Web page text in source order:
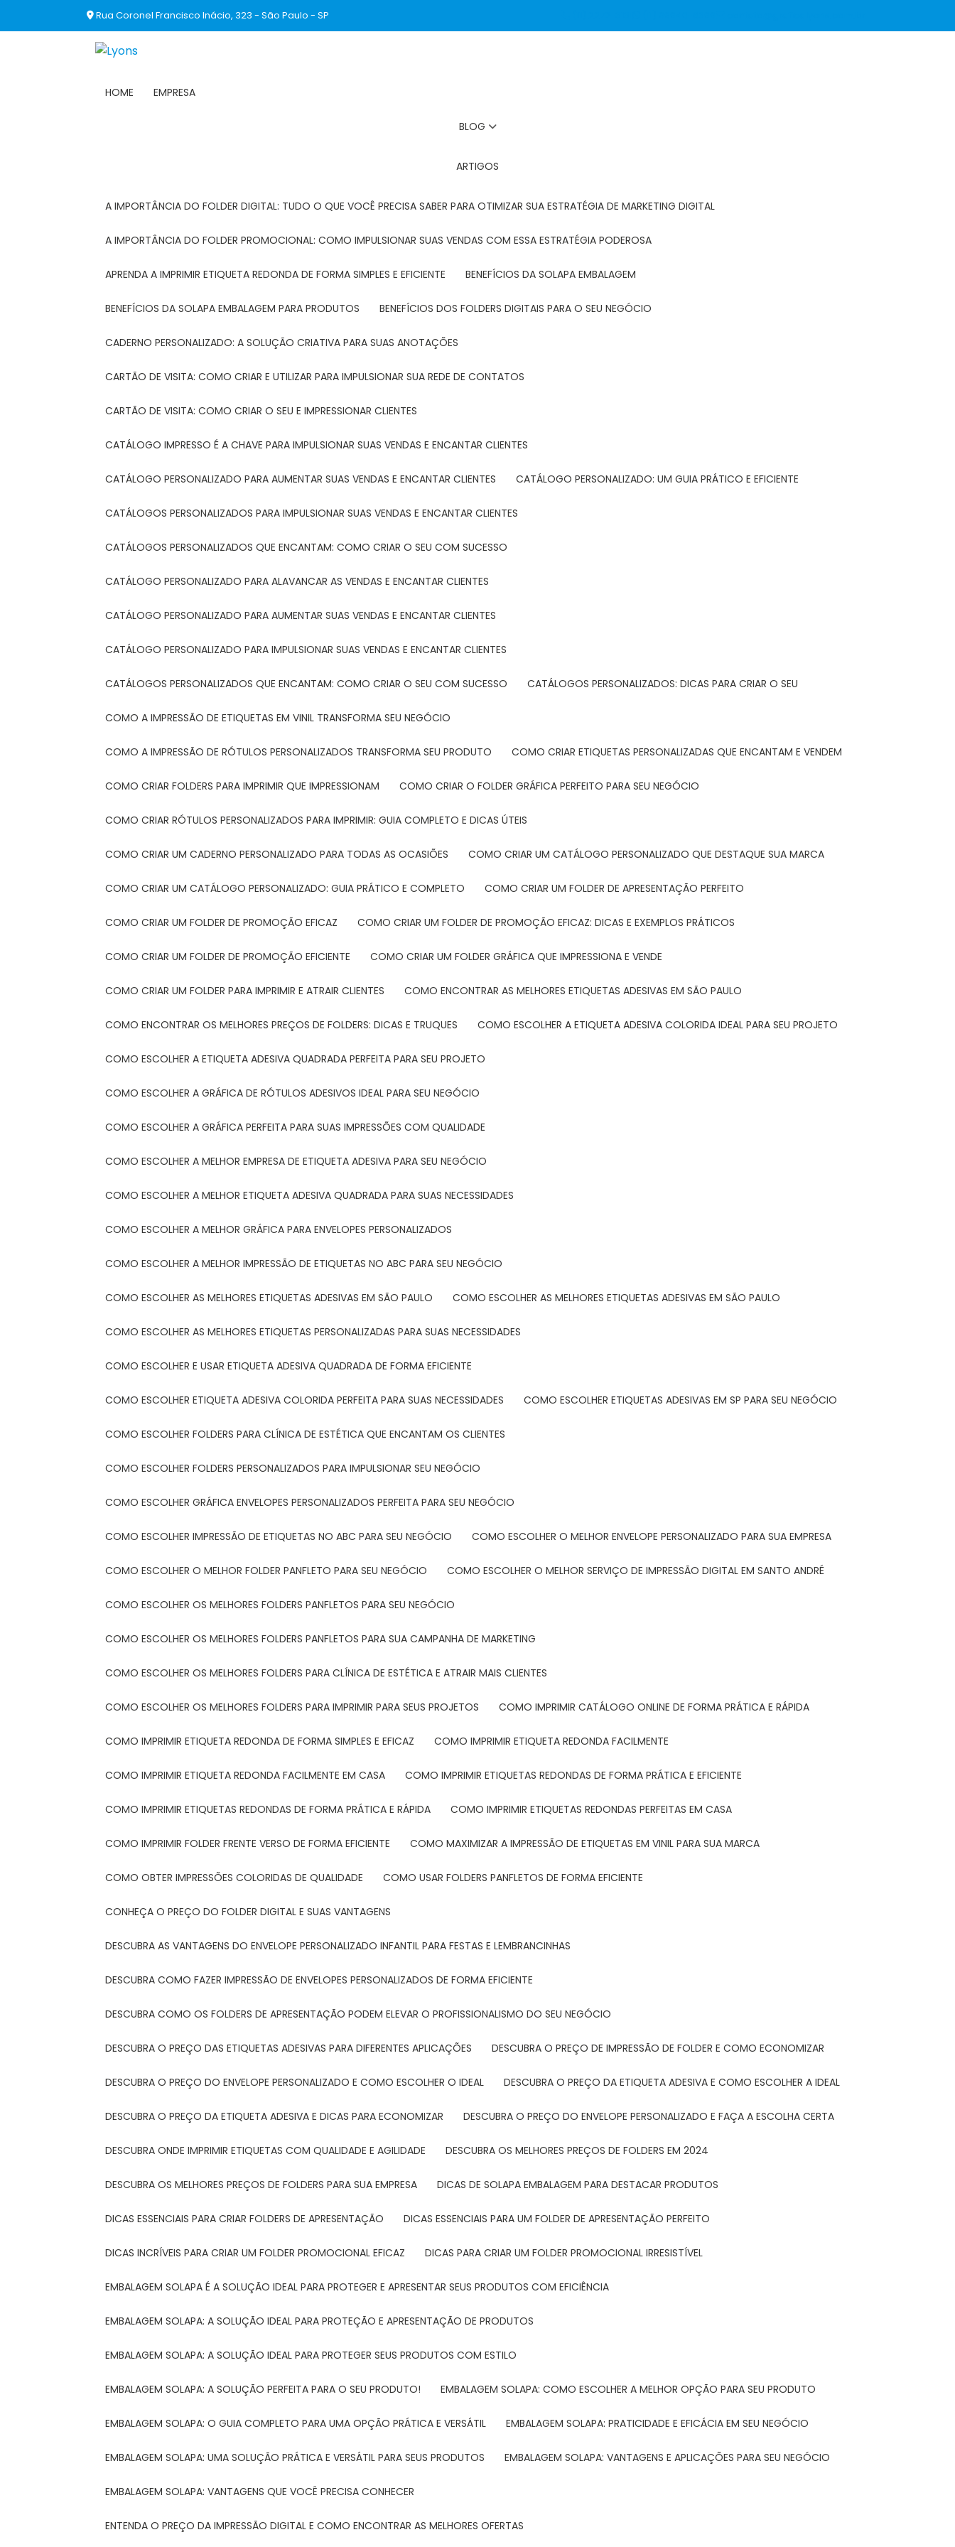
Rua Coronel Francisco Inácio, 323 - São Paulo - SP
HOME EMPRESA
BLOG
ARTIGOS
A IMPORTÂNCIA DO FOLDER DIGITAL: TUDO O QUE VOCÊ PRECISA SABER PARA OTIMIZAR SUA ESTRATÉGIA DE MARKETING DIGITAL
A IMPORTÂNCIA DO FOLDER PROMOCIONAL: COMO IMPULSIONAR SUAS VENDAS COM ESSA ESTRATÉGIA PODEROSA
APRENDA A IMPRIMIR ETIQUETA REDONDA DE FORMA SIMPLES E EFICIENTE BENEFÍCIOS DA SOLAPA EMBALAGEM
BENEFÍCIOS DA SOLAPA EMBALAGEM PARA PRODUTOS BENEFÍCIOS DOS FOLDERS DIGITAIS PARA O SEU NEGÓCIO
CADERNO PERSONALIZADO: A SOLUÇÃO CRIATIVA PARA SUAS ANOTAÇÕES
CARTÃO DE VISITA: COMO CRIAR E UTILIZAR PARA IMPULSIONAR SUA REDE DE CONTATOS
CARTÃO DE VISITA: COMO CRIAR O SEU E IMPRESSIONAR CLIENTES
CATÁLOGO IMPRESSO É A CHAVE PARA IMPULSIONAR SUAS VENDAS E ENCANTAR CLIENTES
CATÁLOGO PERSONALIZADO PARA AUMENTAR SUAS VENDAS E ENCANTAR CLIENTES CATÁLOGO PERSONALIZADO: UM GUIA PRÁTICO E EFICIENTE
CATÁLOGOS PERSONALIZADOS PARA IMPULSIONAR SUAS VENDAS E ENCANTAR CLIENTES
CATÁLOGOS PERSONALIZADOS QUE ENCANTAM: COMO CRIAR O SEU COM SUCESSO
CATÁLOGO PERSONALIZADO PARA ALAVANCAR AS VENDAS E ENCANTAR CLIENTES
CATÁLOGO PERSONALIZADO PARA AUMENTAR SUAS VENDAS E ENCANTAR CLIENTES
CATÁLOGO PERSONALIZADO PARA IMPULSIONAR SUAS VENDAS E ENCANTAR CLIENTES
CATÁLOGOS PERSONALIZADOS QUE ENCANTAM: COMO CRIAR O SEU COM SUCESSO CATÁLOGOS PERSONALIZADOS: DICAS PARA CRIAR O SEU
COMO A IMPRESSÃO DE ETIQUETAS EM VINIL TRANSFORMA SEU NEGÓCIO
COMO A IMPRESSÃO DE RÓTULOS PERSONALIZADOS TRANSFORMA SEU PRODUTO COMO CRIAR ETIQUETAS PERSONALIZADAS QUE ENCANTAM E VENDEM
COMO CRIAR FOLDERS PARA IMPRIMIR QUE IMPRESSIONAM COMO CRIAR O FOLDER GRÁFICA PERFEITO PARA SEU NEGÓCIO
COMO CRIAR RÓTULOS PERSONALIZADOS PARA IMPRIMIR: GUIA COMPLETO E DICAS ÚTEIS
COMO CRIAR UM CADERNO PERSONALIZADO PARA TODAS AS OCASIÕES COMO CRIAR UM CATÁLOGO PERSONALIZADO QUE DESTAQUE SUA MARCA
COMO CRIAR UM CATÁLOGO PERSONALIZADO: GUIA PRÁTICO E COMPLETO COMO CRIAR UM FOLDER DE APRESENTAÇÃO PERFEITO
COMO CRIAR UM FOLDER DE PROMOÇÃO EFICAZ COMO CRIAR UM FOLDER DE PROMOÇÃO EFICAZ: DICAS E EXEMPLOS PRÁTICOS
COMO CRIAR UM FOLDER DE PROMOÇÃO EFICIENTE COMO CRIAR UM FOLDER GRÁFICA QUE IMPRESSIONA E VENDE
COMO CRIAR UM FOLDER PARA IMPRIMIR E ATRAIR CLIENTES COMO ENCONTRAR AS MELHORES ETIQUETAS ADESIVAS EM SÃO PAULO
COMO ENCONTRAR OS MELHORES PREÇOS DE FOLDERS: DICAS E TRUQUES COMO ESCOLHER A ETIQUETA ADESIVA COLORIDA IDEAL PARA SEU PROJETO
COMO ESCOLHER A ETIQUETA ADESIVA QUADRADA PERFEITA PARA SEU PROJETO
COMO ESCOLHER A GRÁFICA DE RÓTULOS ADESIVOS IDEAL PARA SEU NEGÓCIO
COMO ESCOLHER A GRÁFICA PERFEITA PARA SUAS IMPRESSÕES COM QUALIDADE
COMO ESCOLHER A MELHOR EMPRESA DE ETIQUETA ADESIVA PARA SEU NEGÓCIO
COMO ESCOLHER A MELHOR ETIQUETA ADESIVA QUADRADA PARA SUAS NECESSIDADES
COMO ESCOLHER A MELHOR GRÁFICA PARA ENVELOPES PERSONALIZADOS
COMO ESCOLHER A MELHOR IMPRESSÃO DE ETIQUETAS NO ABC PARA SEU NEGÓCIO
COMO ESCOLHER AS MELHORES ETIQUETAS ADESIVAS EM SÃO PAULO COMO ESCOLHER AS MELHORES ETIQUETAS ADESIVAS EM SÃO PAULO
COMO ESCOLHER AS MELHORES ETIQUETAS PERSONALIZADAS PARA SUAS NECESSIDADES
COMO ESCOLHER E USAR ETIQUETA ADESIVA QUADRADA DE FORMA EFICIENTE
COMO ESCOLHER ETIQUETA ADESIVA COLORIDA PERFEITA PARA SUAS NECESSIDADES COMO ESCOLHER ETIQUETAS ADESIVAS EM SP PARA SEU NEGÓCIO
COMO ESCOLHER FOLDERS PARA CLÍNICA DE ESTÉTICA QUE ENCANTAM OS CLIENTES
COMO ESCOLHER FOLDERS PERSONALIZADOS PARA IMPULSIONAR SEU NEGÓCIO
COMO ESCOLHER GRÁFICA ENVELOPES PERSONALIZADOS PERFEITA PARA SEU NEGÓCIO
COMO ESCOLHER IMPRESSÃO DE ETIQUETAS NO ABC PARA SEU NEGÓCIO COMO ESCOLHER O MELHOR ENVELOPE PERSONALIZADO PARA SUA EMPRESA
COMO ESCOLHER O MELHOR FOLDER PANFLETO PARA SEU NEGÓCIO COMO ESCOLHER O MELHOR SERVIÇO DE IMPRESSÃO DIGITAL EM SANTO ANDRÉ
COMO ESCOLHER OS MELHORES FOLDERS PANFLETOS PARA SEU NEGÓCIO
COMO ESCOLHER OS MELHORES FOLDERS PANFLETOS PARA SUA CAMPANHA DE MARKETING
COMO ESCOLHER OS MELHORES FOLDERS PARA CLÍNICA DE ESTÉTICA E ATRAIR MAIS CLIENTES
COMO ESCOLHER OS MELHORES FOLDERS PARA IMPRIMIR PARA SEUS PROJETOS COMO IMPRIMIR CATÁLOGO ONLINE DE FORMA PRÁTICA E RÁPIDA
COMO IMPRIMIR ETIQUETA REDONDA DE FORMA SIMPLES E EFICAZ COMO IMPRIMIR ETIQUETA REDONDA FACILMENTE
COMO IMPRIMIR ETIQUETA REDONDA FACILMENTE EM CASA COMO IMPRIMIR ETIQUETAS REDONDAS DE FORMA PRÁTICA E EFICIENTE
COMO IMPRIMIR ETIQUETAS REDONDAS DE FORMA PRÁTICA E RÁPIDA COMO IMPRIMIR ETIQUETAS REDONDAS PERFEITAS EM CASA
COMO IMPRIMIR FOLDER FRENTE VERSO DE FORMA EFICIENTE COMO MAXIMIZAR A IMPRESSÃO DE ETIQUETAS EM VINIL PARA SUA MARCA
COMO OBTER IMPRESSÕES COLORIDAS DE QUALIDADE COMO USAR FOLDERS PANFLETOS DE FORMA EFICIENTE
CONHEÇA O PREÇO DO FOLDER DIGITAL E SUAS VANTAGENS
DESCUBRA AS VANTAGENS DO ENVELOPE PERSONALIZADO INFANTIL PARA FESTAS E LEMBRANCINHAS
DESCUBRA COMO FAZER IMPRESSÃO DE ENVELOPES PERSONALIZADOS DE FORMA EFICIENTE
DESCUBRA COMO OS FOLDERS DE APRESENTAÇÃO PODEM ELEVAR O PROFISSIONALISMO DO SEU NEGÓCIO
DESCUBRA O PREÇO DAS ETIQUETAS ADESIVAS PARA DIFERENTES APLICAÇÕES DESCUBRA O PREÇO DE IMPRESSÃO DE FOLDER E COMO ECONOMIZAR
DESCUBRA O PREÇO DO ENVELOPE PERSONALIZADO E COMO ESCOLHER O IDEAL DESCUBRA O PREÇO DA ETIQUETA ADESIVA E COMO ESCOLHER A IDEAL
DESCUBRA O PREÇO DA ETIQUETA ADESIVA E DICAS PARA ECONOMIZAR DESCUBRA O PREÇO DO ENVELOPE PERSONALIZADO E FAÇA A ESCOLHA CERTA
DESCUBRA ONDE IMPRIMIR ETIQUETAS COM QUALIDADE E AGILIDADE DESCUBRA OS MELHORES PREÇOS DE FOLDERS EM 2024
DESCUBRA OS MELHORES PREÇOS DE FOLDERS PARA SUA EMPRESA DICAS DE SOLAPA EMBALAGEM PARA DESTACAR PRODUTOS
DICAS ESSENCIAIS PARA CRIAR FOLDERS DE APRESENTAÇÃO DICAS ESSENCIAIS PARA UM FOLDER DE APRESENTAÇÃO PERFEITO
DICAS INCRÍVEIS PARA CRIAR UM FOLDER PROMOCIONAL EFICAZ DICAS PARA CRIAR UM FOLDER PROMOCIONAL IRRESISTÍVEL
EMBALAGEM SOLAPA É A SOLUÇÃO IDEAL PARA PROTEGER E APRESENTAR SEUS PRODUTOS COM EFICIÊNCIA
EMBALAGEM SOLAPA: A SOLUÇÃO IDEAL PARA PROTEÇÃO E APRESENTAÇÃO DE PRODUTOS
EMBALAGEM SOLAPA: A SOLUÇÃO IDEAL PARA PROTEGER SEUS PRODUTOS COM ESTILO
EMBALAGEM SOLAPA: A SOLUÇÃO PERFEITA PARA O SEU PRODUTO! EMBALAGEM SOLAPA: COMO ESCOLHER A MELHOR OPÇÃO PARA SEU PRODUTO
EMBALAGEM SOLAPA: O GUIA COMPLETO PARA UMA OPÇÃO PRÁTICA E VERSÁTIL EMBALAGEM SOLAPA: PRATICIDADE E EFICÁCIA EM SEU NEGÓCIO
EMBALAGEM SOLAPA: UMA SOLUÇÃO PRÁTICA E VERSÁTIL PARA SEUS PRODUTOS EMBALAGEM SOLAPA: VANTAGENS E APLICAÇÕES PARA SEU NEGÓCIO
EMBALAGEM SOLAPA: VANTAGENS QUE VOCÊ PRECISA CONHECER
ENTENDA O PREÇO DA IMPRESSÃO DIGITAL E COMO ENCONTRAR AS MELHORES OFERTAS